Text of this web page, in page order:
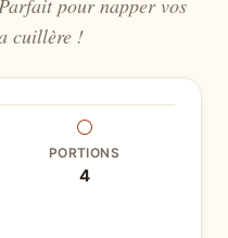
cuillère !
⚪
PORTIONS
4